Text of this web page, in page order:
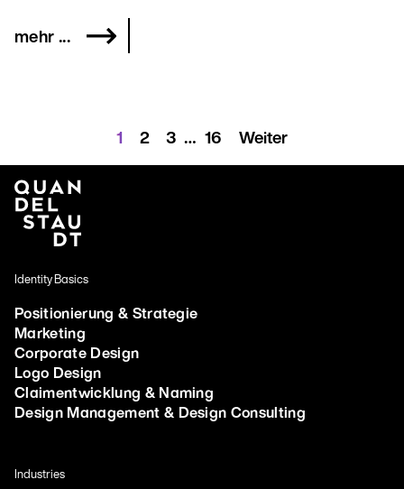
mehr ...
Seitennummerierung
der
Beiträge
1 2 3 … 16 Weiter
Identity Basics
Positionierung & Strategie
Marketing
Corporate Design
Logo Design
Claimentwicklung & Naming
Design Management & Design Consulting
Industries